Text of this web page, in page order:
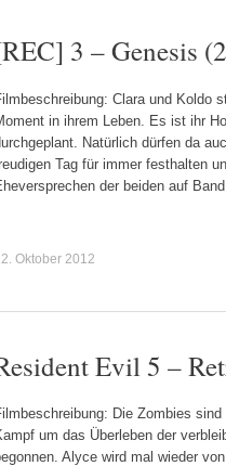
3 – Genesis
Clara und Koldo
in ihrem Leben. Es ist ihr
Natürlich dürfen da
Tag für immer festhalten
der beiden auf
Oktober 2012
Evil 5 –
Die Zombies
um das Überleben der
Alyce wird mal wieder